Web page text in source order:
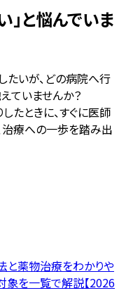
」と悩んでいま
たいが、どの病院へ行
ていませんか？
たときに、すぐに医師
治療への一歩を踏み出
と薬物治療をわかりや
象を一覧で解説【2026